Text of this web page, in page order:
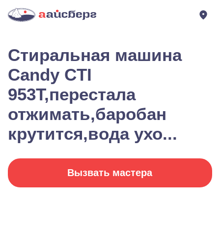
Стиральная машина
Candy CTI
953T,перестала
отжимать,баробан
крутится,вода ухо...
Вызвать мастера